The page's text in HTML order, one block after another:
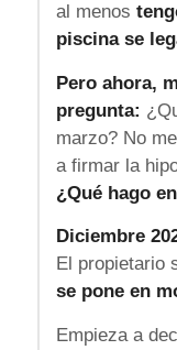
al menos
piscina se
Pero ahora,
pregunta:
marzo? No
a firmar la
¿Qué hago
Diciembre
El propietario
se pone en
Empieza a